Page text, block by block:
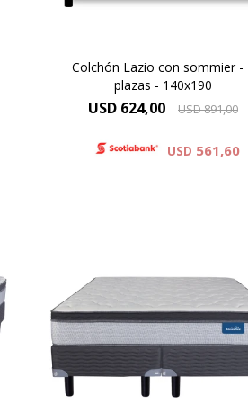
Colchón Lazio con sommier -
plazas - 140x190
USD 624,00 USD891,00
USD 561,60
sistema de Resortes Pocket
independientes con espumas
calidad premium para ofrecer
descanso confortable,
con un excelente nivel de
adaptación. Su diseño está
pensado para brindar un